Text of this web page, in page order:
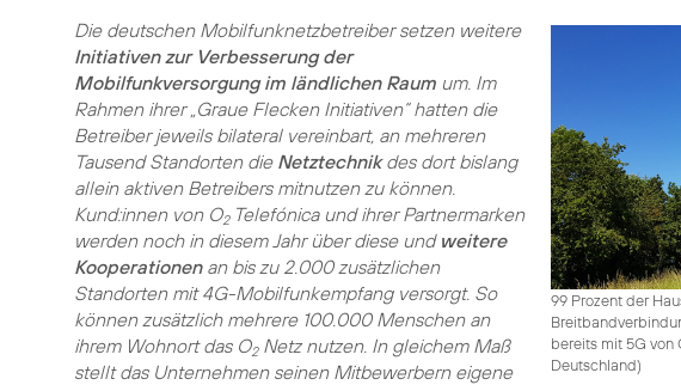
99 Prozent der
bereits mit 5G von
Deutschland)
Die deutschen Mobilfunknetzbetreiber setzen weitere
Initiativen zur Verbesserung der
Mobilfunkversorgung im ländlichen Raum um. Im
Rahmen ihrer „Graue Flecken Initiativen“ hatten die
Betreiber jeweils bilateral vereinbart, an mehreren
Tausend Standorten die Netztechnikdes dort bislang
allein aktiven Betreibers mitnutzen zu können.
Kund:innen von O2Telefónica und ihrer Partnermarken
werden noch in diesem Jahr über diese und weitere
Kooperationenan bis zu 2.000 zusätzlichen
Standorten mit 4G-Mobilfunkempfang versorgt. So
können zusätzlich mehrere 100.000 Menschen an
ihrem Wohnort das O2Netz nutzen. In gleichem Maß
stellt das Unternehmen seinen Mitbewerbern eigene